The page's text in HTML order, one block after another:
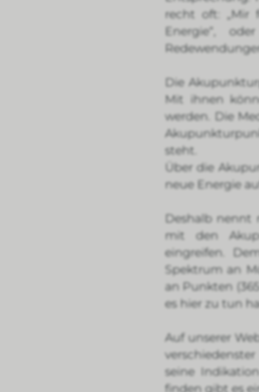
recht oft: „Mir
Energie“,
Die
Mit ihnen
werden. Die
steht.
Über die
neue Energie
Deshalb nennt
mit den
eingreifen.
Spektrum an
an Punkten
es hier zu tun
Auf unserer
seine
finden gibt es